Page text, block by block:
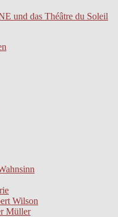
und das Théâtre du Soleil
Wilson
Müller